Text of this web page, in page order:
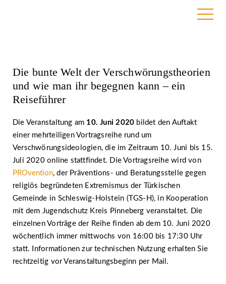
Die bunte Welt der Verschwörungstheorien
und wie man ihr begegnen kann – ein
Reiseführer
Die Veranstaltung am 10. Juni 2020 bildet den Auftakt
einer mehrteiligen Vortragsreihe rund um
Verschwörungsideologien, die im Zeitraum 10. Juni bis 15.
Juli 2020 online stattfindet. Die Vortragsreihe wird von
PROvention, der Präventions- und Beratungsstelle gegen
religiös begründeten Extremismus der Türkischen
Gemeinde in Schleswig-Holstein (TGS-H), in Kooperation
mit dem Jugendschutz Kreis Pinneberg veranstaltet. Die
einzelnen Vorträge der Reihe finden ab dem 10. Juni 2020
wöchentlich immer mittwochs von 16:00 bis 17:30 Uhr
statt. Informationen zur technischen Nutzung erhalten Sie
rechtzeitig vor Veranstaltungsbeginn per Mail.